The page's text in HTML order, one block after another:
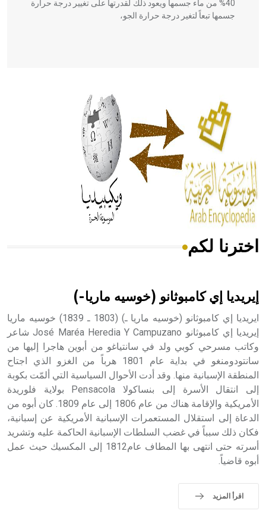
40% من ماء جسمها ويعود ذلك لقدرتها على تغيير درجة حرارة
جسمها تبعاً لتغير درجة حرارة الجو،
الحكم، الأدلة، تنظيم التغذية، ورسالته في جروح الرأس. ويعود
له الفضل بأنه حرر الطب من الدين والفلسفة.
- هل تعلم أن المرجان إفراز حيواني يتكون في البحر ويتركب
من مادة كربونات الكلسيوم، وهو أحمر أو شديد الحمرة وهو
أجود أنواعه، ويمتاز بكبر الحجم ويسمى الش
هل تعلم أن الأبسيد كلمة فرنسية اللفظ تم اعتمادها مصطلحاً
- هل تعلم أن أبجر Abgar اسم معروف جيداً يعود إلى عدد من
الملوك الذين حكموا مدينة إديسا (الرها) من أبجر الأول وحتى
التاسع، وهم ينتسبون إلى أسرة أوسروين
- هل تعلم أن الأبجدية الكنعانية تتألف من /22/ علامة كتابية
sign تكتب منفصلة غير متصلة، وتعتمد المبدأ الأكوروفوني،
حيث تقتصر القيمة الصوتية للعلامة الك
اخترنا لكم
إيريديا إي كامبوثانو (خوسيه ماريا-)
ايريديا إي كامبوثانو (خوسيه ماريا ـ) (1803 ـ 1839) خوسيه ماريا
إيريديا إي كامبوثانو José Maréa Heredia Y Campuzano شاعر
وكاتب مسرحي كوبي ولد في سانتياغو من أبوين هاجرا إليها من
سانتودومنغو في بداية عام 1801 هرباً من الغزو الذي اجتاح
المنطقة الإسبانية منها. وقد أدت الأحوال السياسية التي ألمّت بكوبة
إلى انتقال الأسرة إلى بنساكولا Pensacola بولاية فلوريدة
الأمريكية والإقامة هناك من عام 1806 إلى عام 1809. كان أبوه من
الدعاة إلى استقلال المستعمرات الإسبانية الأمريكية عن إسبانية،
فكان ذلك سبباً في غضب السلطات الإسبانية الحاكمة عليه وتشريد
أسرته حتى انتهى بها المطاف عام1812 إلى المكسيك حيث عمل
أبوه قاضياً.
اقرأ المزيد